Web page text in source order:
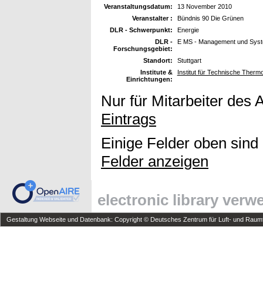
Veranstaltungsdatum:
13 November 2010
Veranstalter :
Bündnis 90 Die Grünen
DLR - Schwerpunkt:
Energie
DLR -
Forschungsgebiet:
E MS - Management und
Standort:
Stuttgart
Institute &
Einrichtungen:
Institut für Technische
Nur für Mitarbeiter des
Eintrags
Einige Felder oben
Felder anzeigen
electronic library
Gestaltung Webseite und Datenbank: Copyright © Deutsches Zentrum für Luft- und